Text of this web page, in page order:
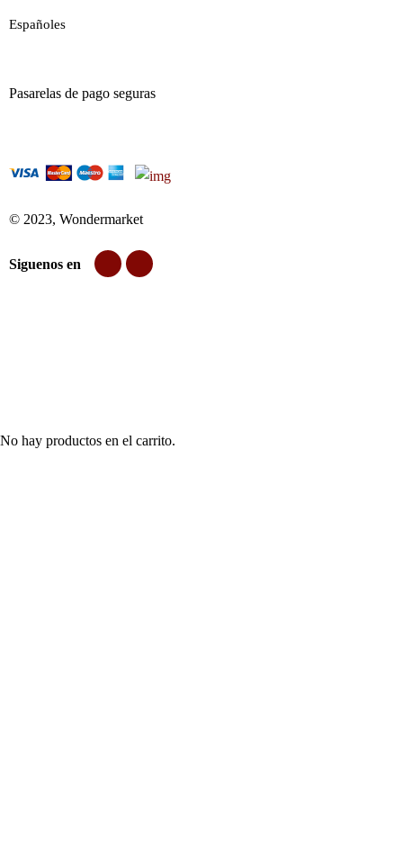
Españoles
Pasarelas de pago seguras
© 2023, Wondermarket
Siguenos en
No hay productos en el carrito.